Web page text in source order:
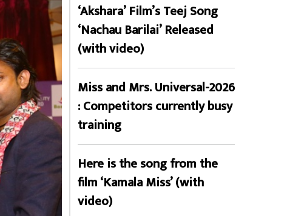
‘Akshara’ Film’s Teej Song
‘Nachau Barilai’ Released
(with video)
Miss and Mrs. Universal-2026
: Competitors currently busy
training
Here is the song from the
film ‘Kamala Miss’ (with
video)